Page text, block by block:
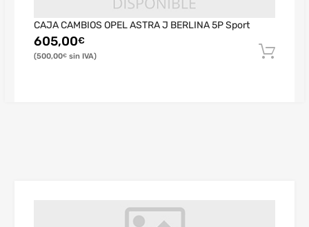
CAJA CAMBIOS OPEL ASTRA J BERLINA 5P Sport
605,00€
500,00€